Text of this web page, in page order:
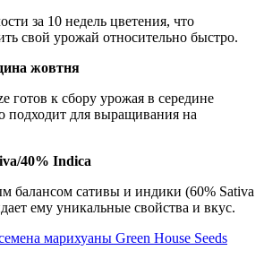
за 10 недель цветения, что
свой урожай относительно быстро.
жовтня
готов к сбору урожая в середине
подходит для выращивания на
40% Indica
балансом сативы и индики (60% Sativa
ему уникальные свойства и вкус.
марихуаны Green House Seeds